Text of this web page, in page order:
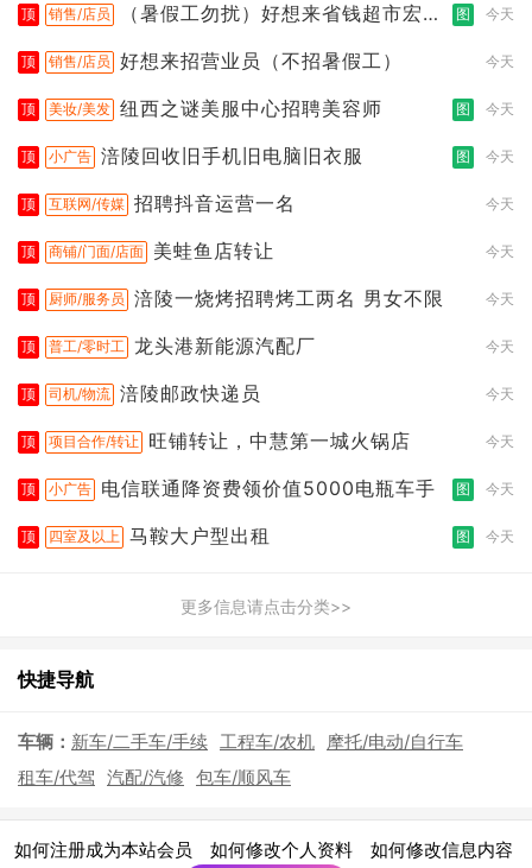
顶 销售/店员
（暑假工勿扰）好想来省钱超市宏声
图 今天
顶 销售/店员 好想来招营业员（不招暑假工） 今天
顶 美妆/美发 纽西之谜美服中心招聘美容师 图 今天
顶 小广告 涪陵回收旧手机旧电脑旧衣服 图 今天
顶 互联网/传媒 招聘抖音运营一名 今天
顶 商铺/门面/店面 美蛙鱼店转让 今天
顶 厨师/服务员 涪陵一烧烤招聘烤工两名 男女不限 今天
顶 普工/零时工 龙头港新能源汽配厂 今天
顶 司机/物流 涪陵邮政快递员 今天
顶 项目合作/转让 旺铺转让，中慧第一城火锅店 今天
顶 小广告 电信联通降资费领价值5000电瓶车手 图 今天
顶 四室及以上 马鞍大户型出租 图 今天
更多信息请点击分类>>
快捷导航
车辆： 新车/二手车/手续 工程车/农机 摩托/电动/自行车
租车/代驾 汽配/汽修 包车/顺风车
如何注册成为本站会员 如何修改个人资料 如何修改信息内容